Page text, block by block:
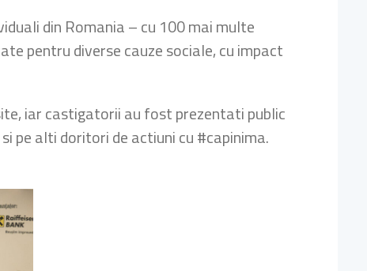
din Romania – cu 100 mai multe
pentru diverse cauze sociale, cu impact
iar castigatorii au fost prezentati public
pe alti doritori de actiuni cu #capinima.